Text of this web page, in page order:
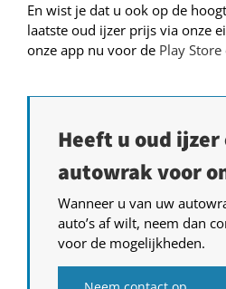
En wist je dat u ook op de
laatste oud ijzer prijs via onze
onze app nu voor de Play Store
Heeft u oud ijzer
autowrak voor
Wanneer u van uw
auto’s af wilt, neem dan
voor de mogelijkheden.